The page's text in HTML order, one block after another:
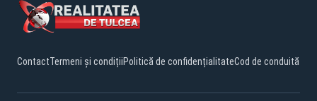
ContactTermeni și condițiiPolitică de confidențialitateCod de conduită